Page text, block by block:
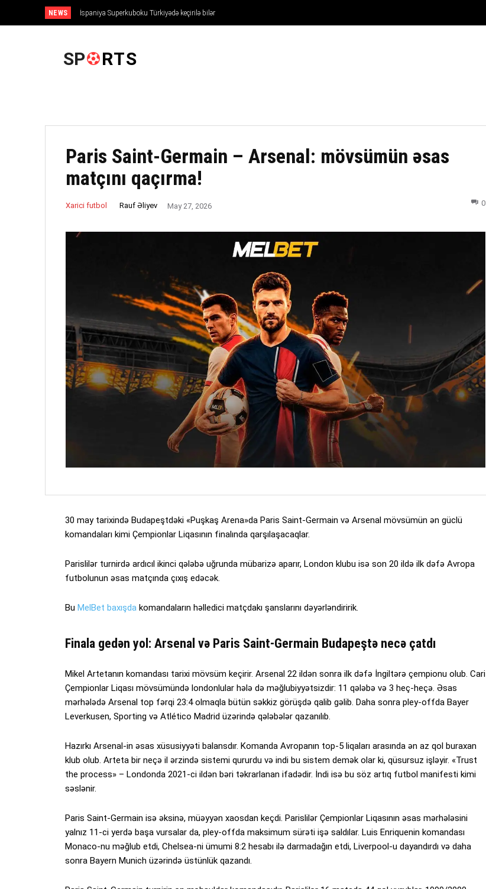
NEWS İspaniya Superkuboku Türkiyədə keçirilə bilər
SP RTS
Paris Saint-Germain – Arsenal: mövsümün əsas
matçını qaçırma!
Xarici futbol Rauf Əliyev May 27, 2026 0
30 may tarixində Budapeştdəki «Puşkaş Arena»da Paris Saint-Germain və Arsenal mövsümün ən güclü
komandaları kimi Çempionlar Liqasının finalında qarşılaşacaqlar.
Parislilər turnirdə ardıcıl ikinci qələbə uğrunda mübarizə aparır, London klubu isə son 20 ildə ilk dəfə Avropa
futbolunun əsas matçında çıxış edəcək.
Bu MelBet baxışda komandaların həlledici matçdakı şanslarını dəyərləndiririk.
Finala gedən yol: Arsenal və Paris Saint-Germain Budapeştə necə çatdı
Mikel Artetanın komandası tarixi mövsüm keçirir. Arsenal 22 ildən sonra ilk dəfə İngiltərə çempionu olub. Cari
Çempionlar Liqası mövsümündə londonlular hələ də məğlubiyyətsizdir: 11 qələbə və 3 heç-heçə. Əsas
mərhələdə Arsenal top fərqi 23:4 olmaqla bütün səkkiz görüşdə qalib gəlib. Daha sonra pley-offda Bayer
Leverkusen, Sporting və Atlético Madrid üzərində qələbələr qazanılıb.
Hazırkı Arsenal-in əsas xüsusiyyəti balansdır. Komanda Avropanın top-5 liqaları arasında ən az qol buraxan
klub olub. Arteta bir neçə il ərzində sistemi qururdu və indi bu sistem demək olar ki, qüsursuz işləyir. «Trust
the process» – Londonda 2021-ci ildən bəri təkrarlanan ifadədir. İndi isə bu söz artıq futbol manifesti kimi
səslənir.
Paris Saint-Germain isə əksinə, müəyyən xaosdan keçdi. Parislilər Çempionlar Liqasının əsas mərhələsini
yalnız 11-ci yerdə başa vursalar da, pley-offda maksimum sürəti işə saldılar. Luis Enriquenin komandası
Monaco-nu məğlub etdi, Chelsea-ni ümumi 8:2 hesabı ilə darmadağın etdi, Liverpool-u dayandırdı və daha
sonra Bayern Munich üzərində üstünlük qazandı.